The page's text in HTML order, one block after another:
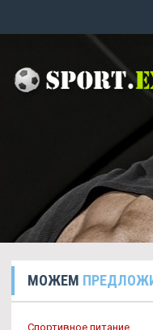
МОЖЕМ
Спортивное питание